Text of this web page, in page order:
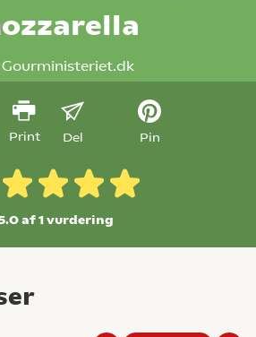
Gourministeriet.dk
Print Del Pin
af 1vurdering